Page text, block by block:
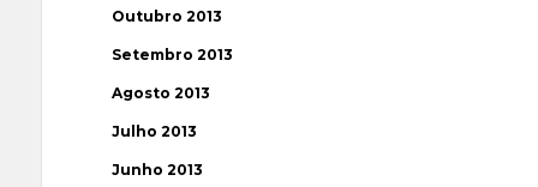
Outubro 2013
Setembro 2013
Agosto 2013
Julho 2013
Junho 2013